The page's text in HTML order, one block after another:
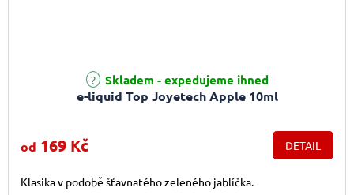
e-liquid Top Joyetech Apple 10ml
Průměrné hodnocení produktu je 5,0 z 5 hvězdiček.
Skladem - expedujeme ihned
od 169 Kč DETAIL
Klasika v podobě šťavnatého zeleného jablíčka.